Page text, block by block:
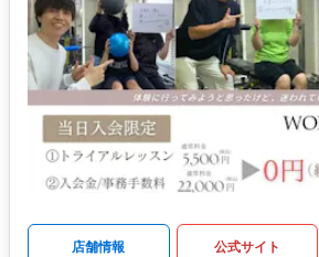
店舗情報 公式サイト